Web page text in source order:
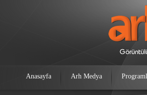
Anasayfa Arh Medya